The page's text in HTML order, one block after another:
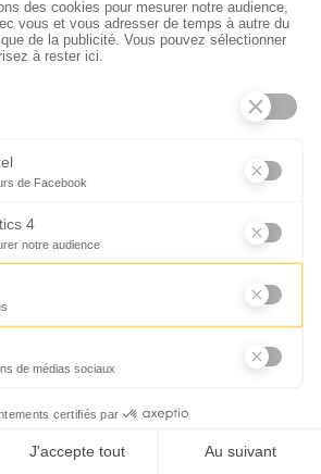
vraiment pas terrible. Ceci étant, je suis
de l optimisme maximum!
de mes super pouvoirs! Merci Florence pour
j’espère bien que mon résultat va